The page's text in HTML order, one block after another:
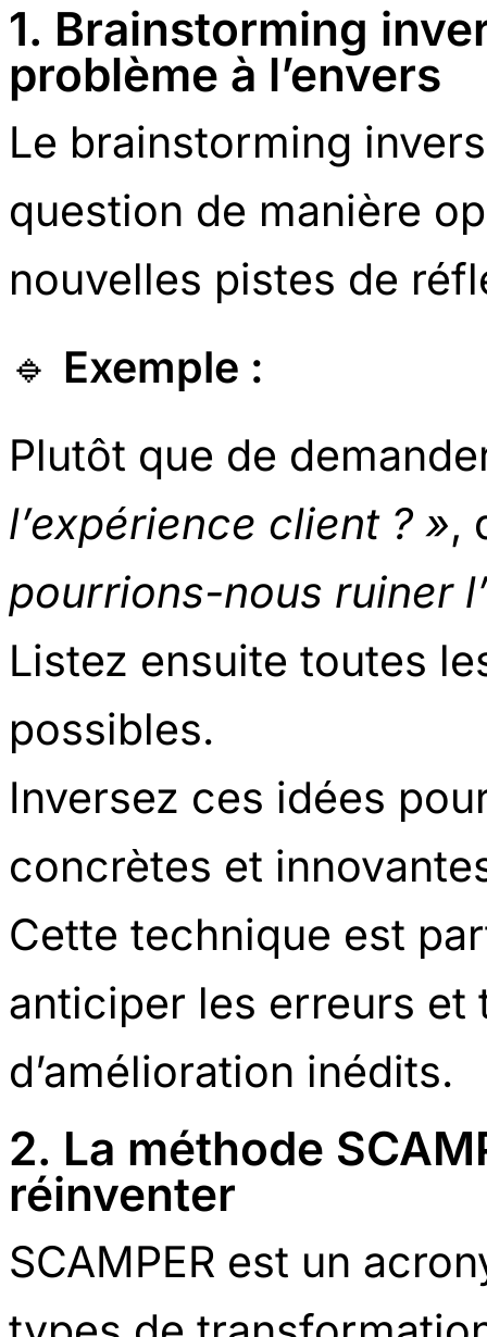
1. Brainstorming
problème à l’envers
Le brainstorming
question de manière
nouvelles pistes de
🔹 Exemple :
Plutôt que de
l’expérience client ? »,
pourrions-nous ruiner
Listez ensuite toutes
possibles.
Inversez ces idées
concrètes et
Cette technique est
anticiper les erreurs et
d’amélioration inédits.
2. La méthode
réinventer
SCAMPER est un